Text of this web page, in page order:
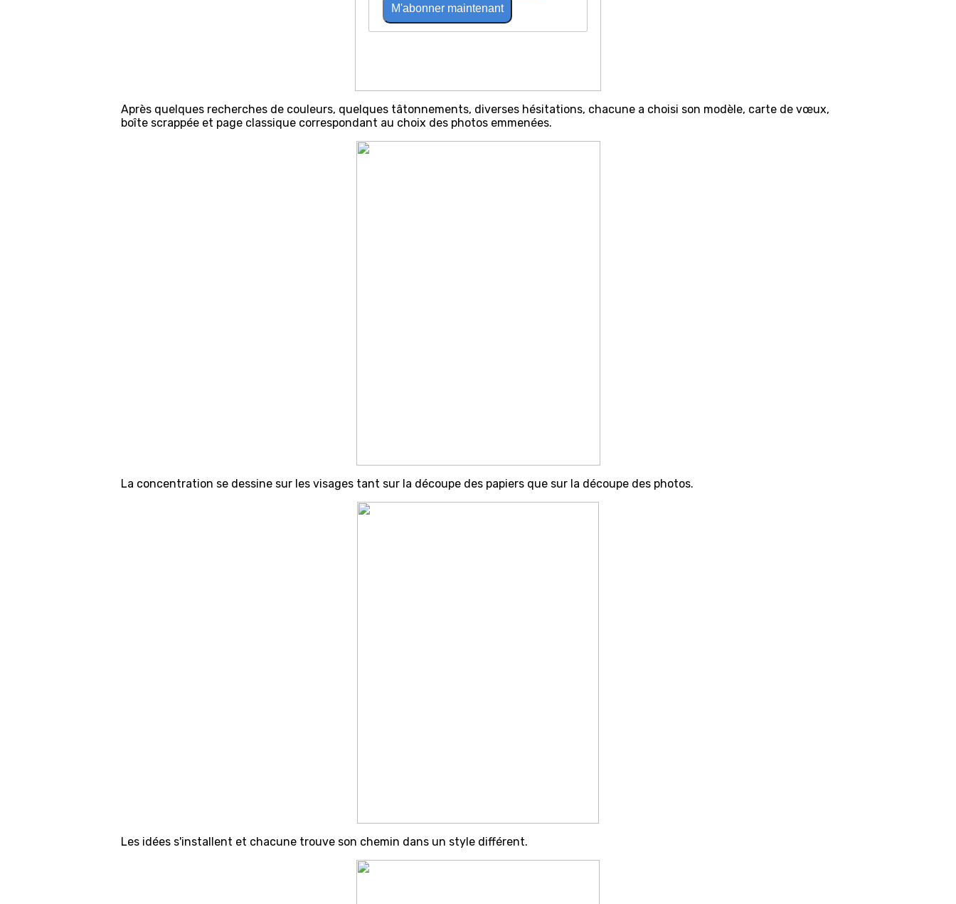
Après quelques recherches de couleurs, quelques tâtonnements, diverses hésitations, chacune a choisi son modèle, carte de vœux,
boîte scrappée et page classique correspondant au choix des photos emmenées.
La concentration se dessine sur les visages tant sur la découpe des papiers que sur la découpe des photos.
Les idées s'installent et chacune trouve son chemin dans un style différent.
M'abonner maintenant